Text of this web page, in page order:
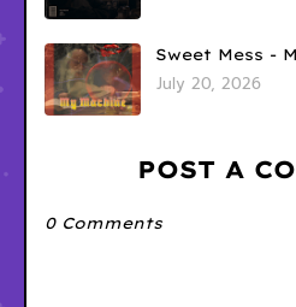
Sweet Mess -
July 20, 2026
POST A
0 Comments